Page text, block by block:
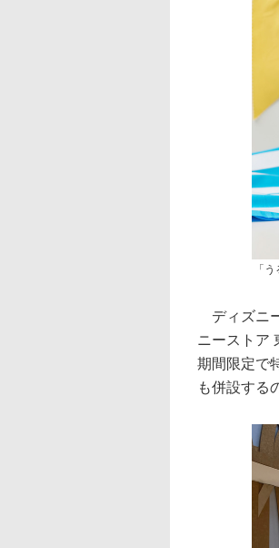
「
ディズニ
ニーストア
期間限定で
も併設する